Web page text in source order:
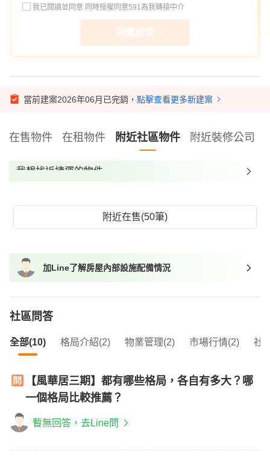
我已閱讀並同意 同時授權同意591為我轉接中介
回電給我
當前建案2026年06月已完銷， 點擊查看更多新建案
在售物件 在租物件 附近社區物件 附近裝修公司
我想找近捷運的物件
我想找配備瓦斯爐的物件
我想找具垃圾處理的物件
我想找近捷運的物件
附近在售(50筆)
加Line了解房屋內部設施配備情況
社區問答
全部(10) 格局介紹(2) 物業管理(2) 市場行情(2) 社
【風華居三期】都有哪些格局，各自有多大？哪
一個格局比較推薦？
暫無回答，去Line問